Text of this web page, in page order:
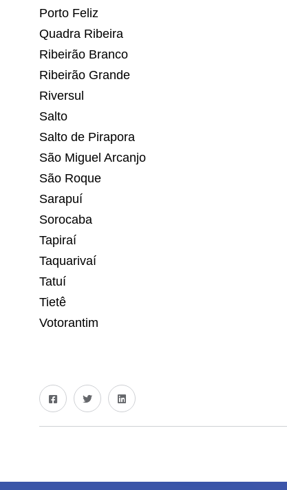
Porto Feliz
Quadra Ribeira
Ribeirão Branco
Ribeirão Grande
Riversul
Salto
Salto de Pirapora
São Miguel Arcanjo
São Roque
Sarapuí
Sorocaba
Tapiraí
Taquarivaí
Tatuí
Tietê
Votorantim